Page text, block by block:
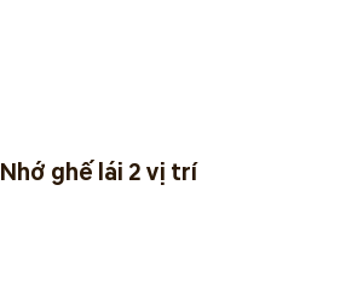
Nhớ ghế lái 2 vị trí